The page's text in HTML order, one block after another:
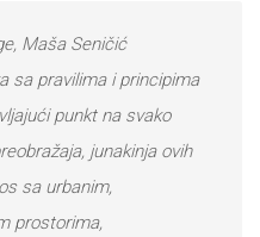
Maša Seničić
sa pravilima i principima
punkt na svako
junakinja ovih
sa urbanim,
prostorima,